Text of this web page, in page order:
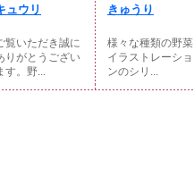
ュウリ
覧いただき誠に
りがとうござい
す。野...
きゅうり
様々な種類の野菜
イラストレーショ
ンのシリ...